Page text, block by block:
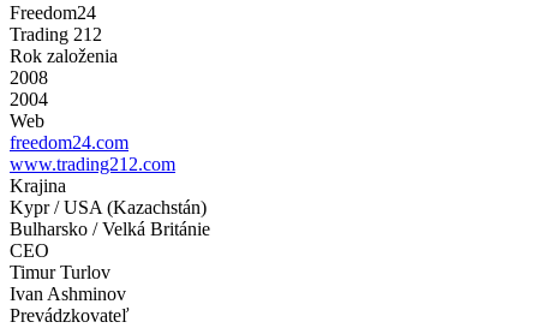
Freedom24
Trading 212
Rok založenia
2008
2004
Web
freedom24.com
www.trading212.com
Krajina
Kypr / USA (Kazachstán)
Bulharsko / Velká Británie
CEO
Timur Turlov
Ivan Ashminov
Prevádzkovateľ